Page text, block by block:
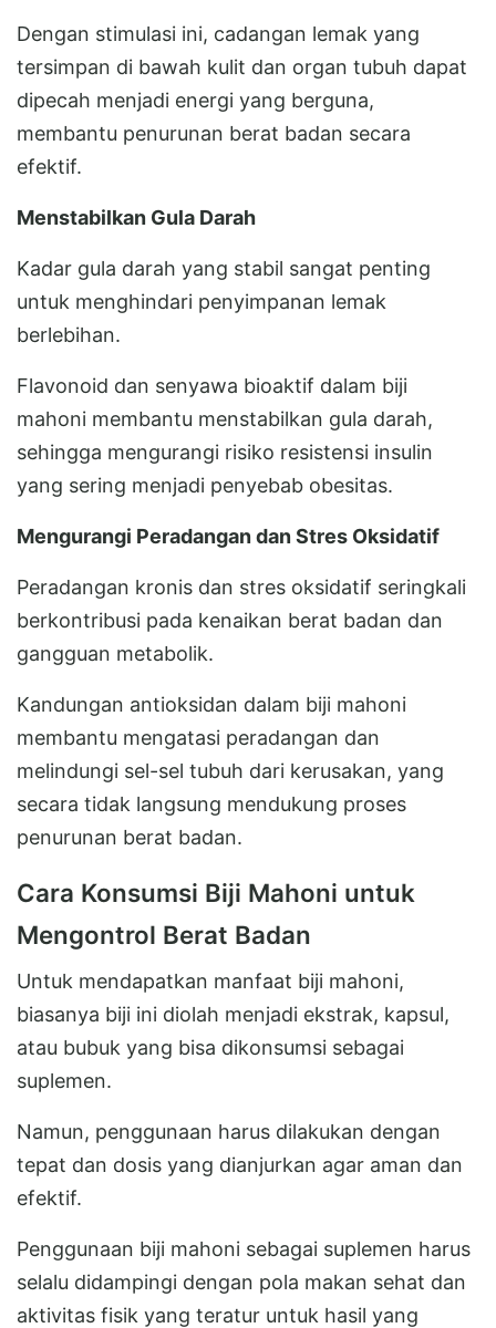
Dengan stimulasi ini, cadangan lemak yang
tersimpan di bawah kulit dan organ tubuh dapat
dipecah menjadi energi yang berguna,
membantu penurunan berat badan secara
efektif.
Menstabilkan Gula Darah
Kadar gula darah yang stabil sangat penting
untuk menghindari penyimpanan lemak
berlebihan.
Flavonoid dan senyawa bioaktif dalam biji
mahoni membantu menstabilkan gula darah,
sehingga mengurangi risiko resistensi insulin
yang sering menjadi penyebab obesitas.
Mengurangi Peradangan dan Stres Oksidatif
Peradangan kronis dan stres oksidatif seringkali
berkontribusi pada kenaikan berat badan dan
gangguan metabolik.
Kandungan antioksidan dalam biji mahoni
membantu mengatasi peradangan dan
melindungi sel-sel tubuh dari kerusakan, yang
secara tidak langsung mendukung proses
penurunan berat badan.
Cara Konsumsi Biji Mahoni untuk
Mengontrol Berat Badan
Untuk mendapatkan manfaat biji mahoni,
biasanya biji ini diolah menjadi ekstrak, kapsul,
atau bubuk yang bisa dikonsumsi sebagai
suplemen.
Namun, penggunaan harus dilakukan dengan
tepat dan dosis yang dianjurkan agar aman dan
efektif.
Penggunaan biji mahoni sebagai suplemen harus
selalu didampingi dengan pola makan sehat dan
aktivitas fisik yang teratur untuk hasil yang